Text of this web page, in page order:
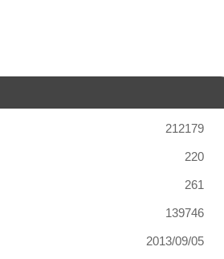
212179
220
261
139746
2013/09/05